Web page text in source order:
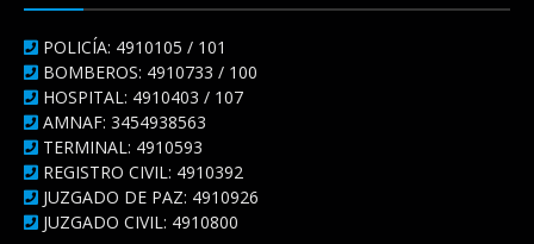
POLICÍA: 4910105 / 101
BOMBEROS: 4910733 / 100
HOSPITAL: 4910403 / 107
AMNAF: 3454938563
TERMINAL: 4910593
REGISTRO CIVIL: 4910392
JUZGADO DE PAZ: 4910926
JUZGADO CIVIL: 4910800